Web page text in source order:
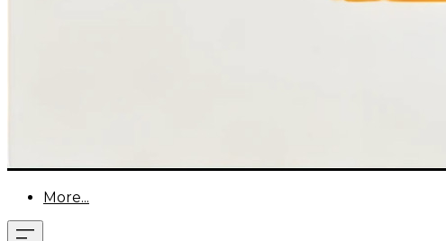
More...